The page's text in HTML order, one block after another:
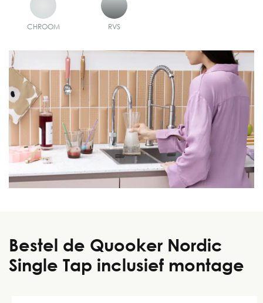
CHROOM RVS
Bestel de Quooker Nordic
Single Tap inclusief montage